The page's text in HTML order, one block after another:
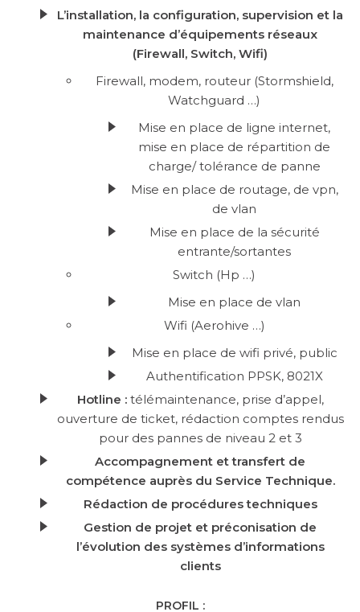
L’installation, la configuration, supervision et la
maintenance d’équipements réseaux
(Firewall, Switch, Wifi)
Firewall, modem, routeur (Stormshield,
Watchguard …)
Mise en place de ligne internet,
mise en place de répartition de
charge/ tolérance de panne
Mise en place de routage, de vpn,
de vlan
Mise en place de la sécurité
entrante/sortantes
Switch (Hp …)
Mise en place de vlan
Wifi (Aerohive …)
Mise en place de wifi privé, public
Authentification PPSK, 8021X
Hotline :télémaintenance, prise d’appel,
ouverture de ticket, rédaction comptes rendus
pour des pannes de niveau 2 et 3
Accompagnement et transfert de
compétence auprès du Service Technique.
Rédaction de procédures techniques
Gestion de projet et préconisation de
l’évolution des systèmes d’informations
clients
PROFIL :